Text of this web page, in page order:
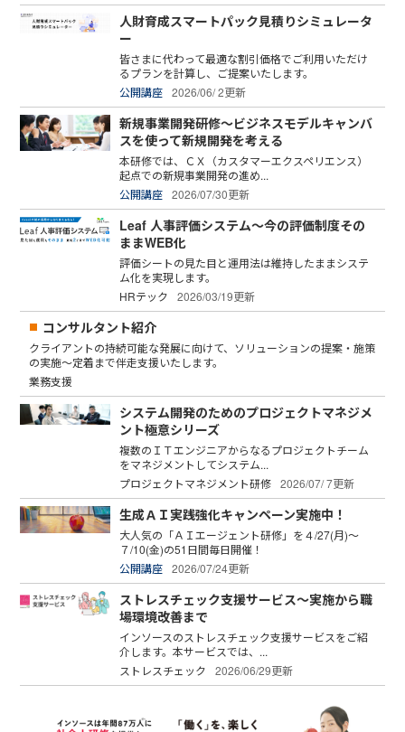
人財育成スマートパック見積りシミュレータ
ー
皆さまに代わって最適な割引価格でご利用いただけ
るプランを計算し、ご提案いたします。
公開講座 2026/06/ 2更新
新規事業開発研修～ビジネスモデルキャンバ
スを使って新規開発を考える
本研修では、ＣＸ（カスタマーエクスペリエンス）
起点での新規事業開発の進め...
公開講座 2026/07/30更新
Leaf 人事評価システム～今の評価制度その
ままWEB化
評価シートの見た目と運用法は維持したままシステ
ム化を実現します。
HRテック
2026/03/19更新
コンサルタント紹介
クライアントの持続可能な発展に向けて、ソリューションの提案・施策
の実施～定着まで伴走支援いたします。
業務支援
システム開発のためのプロジェクトマネジメ
ント極意シリーズ
複数のＩＴエンジニアからなるプロジェクトチーム
をマネジメントしてシステム...
プロジェクトマネジメント研修 2026/07/ 7更新
生成ＡＩ実践強化キャンペーン実施中！
大人気の「ＡＩエージェント研修」を４/27(月)～
７/10(金)の51日間毎日開催！
公開講座 2026/07/24更新
ストレスチェック支援サービス～実施から職
場環境改善まで
インソースのストレスチェック支援サービスをご紹
介します。本サービスでは、...
ストレスチェック
2026/06/29更新